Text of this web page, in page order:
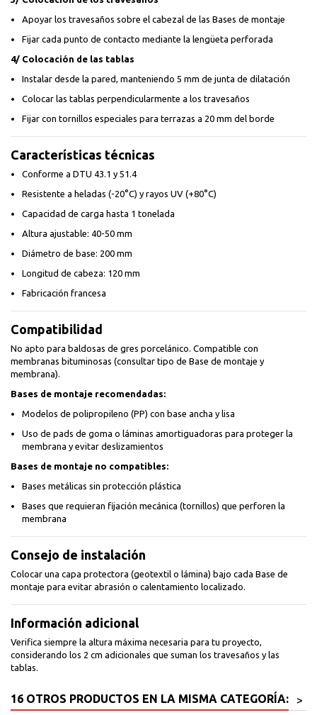
Apoyar los travesaños sobre el cabezal de las Bases de montaje
Fijar cada punto de contacto mediante la lengüeta perforada
4/ Colocación de las tablas
Instalar desde la pared, manteniendo 5 mm de junta de dilatación
Colocar las tablas perpendicularmente a los travesaños
Fijar con tornillos especiales para terrazas a 20 mm del borde
Características técnicas
Conforme a DTU 43.1 y 51.4
Resistente a heladas (-20°C) y rayos UV (+80°C)
Capacidad de carga hasta 1 tonelada
Altura ajustable: 40-50 mm
Diámetro de base: 200 mm
Longitud de cabeza: 120 mm
Fabricación francesa
Compatibilidad
No apto para baldosas de gres porcelánico. Compatible con
membranas bituminosas (consultar tipo de Base de montaje y
membrana).
Bases de montaje recomendadas:
Modelos de polipropileno (PP) con base ancha y lisa
Uso de pads de goma o láminas amortiguadoras para proteger la
membrana y evitar deslizamientos
Bases de montaje no compatibles:
Bases metálicas sin protección plástica
Bases que requieran fijación mecánica (tornillos) que perforen la
membrana
Consejo de instalación
Colocar una capa protectora (geotextil o lámina) bajo cada Base de
montaje para evitar abrasión o calentamiento localizado.
Información adicional
Verifica siempre la altura máxima necesaria para tu proyecto,
considerando los 2 cm adicionales que suman los travesaños y las
tablas.
16 OTROS PRODUCTOS EN LA MISMA CATEGORÍA:
>